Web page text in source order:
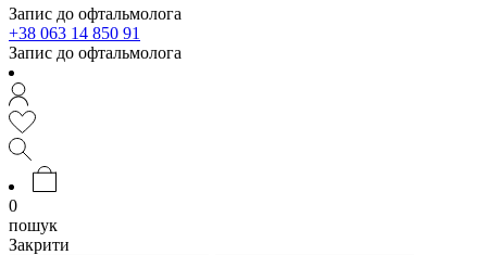
Запис до офтальмолога
+38 063 14 850 91
Запис до офтальмолога
0
пошук
Закрити